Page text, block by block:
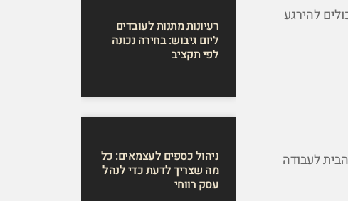
להירגע
לעבודה
רעיונות מתנות לעובדים
ליום גיבוש: בחירה נכונה
לפי תקציב
ניהול כספים לעצמאים: כל
מה שצריך לדעת כדי לנהל
עסק רווחי